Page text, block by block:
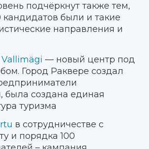
подчёркнут также тем,
кандидатов были и такие
направления и
— новый центр под
Город Раквере создал
была создана единая
туризма
в сотрудничестве с
и порядка 100